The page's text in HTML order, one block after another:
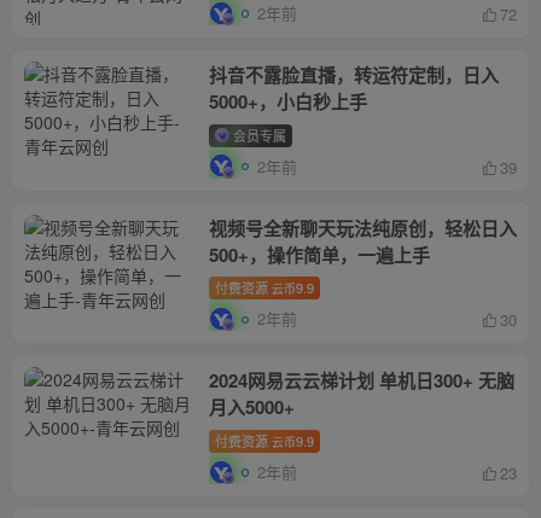
2年前 72
抖音不露脸直播，转运符定制，日入
5000+，小白秒上手
会员专属
2年前 39
视频号全新聊天玩法纯原创，轻松日入
500+，操作简单，一遍上手
付费资源 云币9.9
2年前 30
2024网易云云梯计划 单机日300+ 无脑
月入5000+
付费资源 云币9.9
2年前 23